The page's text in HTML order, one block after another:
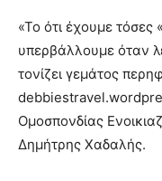
«Το ότι έχουμε τόσες
υπερβάλλουμε όταν
τονίζει γεμάτος
Ομοσπονδίας
Δημήτρης Χαδαλής.